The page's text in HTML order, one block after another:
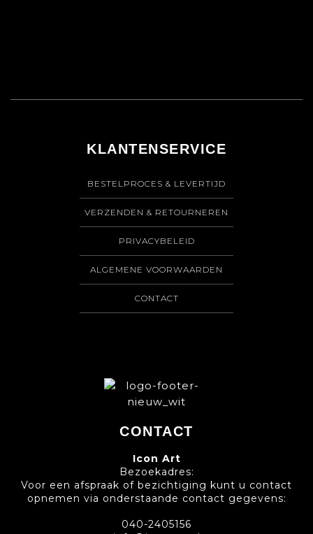
KLANTENSERVICE
BESTELPROCES & LEVERTIJD
VERZENDEN & RETOURNEREN
PRIVACYBELEID
ALGEMENE VOORWAARDEN
CONTACT
CONTACT
Icon Art
Bezoekadres:
Voor een afspraak of bezichtiging kunt u contact
opnemen via onderstaande contact gegevens:
040-2405156